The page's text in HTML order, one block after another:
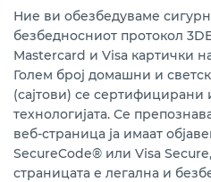
Ние ви обезбедуваме
безбедносниот протокол
Mastercard и Visa картички
Голем број домашни и
(сајтови) се сертифицирани
технологијата. Се
веб-страница ја имаат
SecureCode® или Visa
страницата е легална и